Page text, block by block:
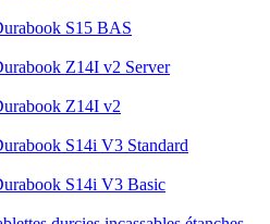
S15 BAS
Z14I v2 Server
Z14I v2
S14i V3 Standard
S14i V3 Basic